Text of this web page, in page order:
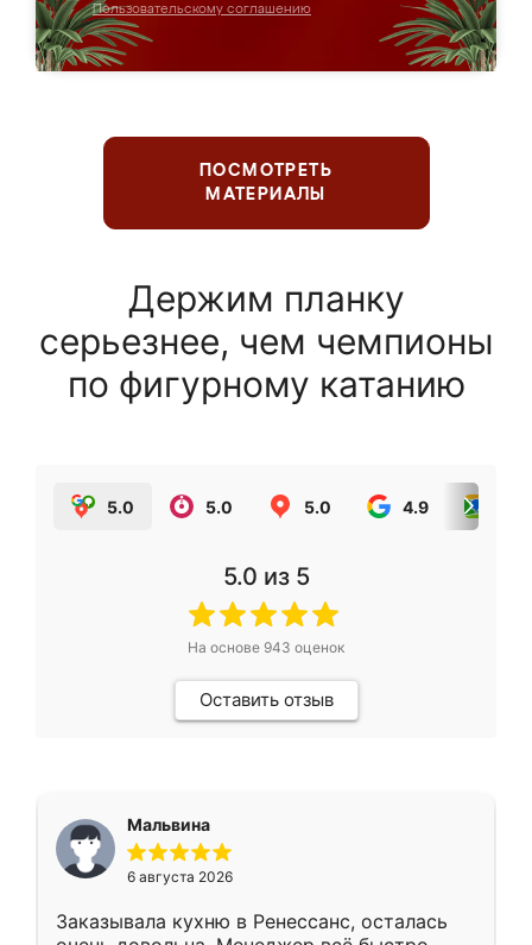
Пользовательскому соглашению
ПОСМОТРЕТЬ
МАТЕРИАЛЫ
Держим планку
серьезнее, чем чемпионы
по фигурному катанию
5.0 5.0 5.0 4.9
5.0 из 5
На основе 943 оценок
Оставить отзыв
Мальвина
6 августа 2026
Заказывала кухню в Ренессанс, осталась